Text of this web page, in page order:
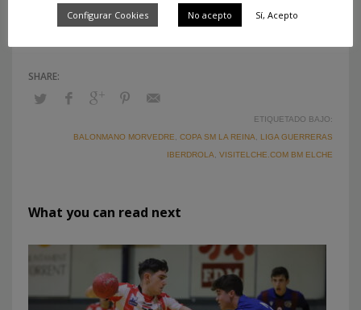
noticia figuran como locales.
ETIQUETADO BAJO:
BALONMANO MORVEDRE, COPA SM LA REINA, LIGA GUERRERAS
IBERDROLA, VISITELCHE.COM BM ELCHE
What you can read next
Configurar Cookies No acepto Sí, Acepto